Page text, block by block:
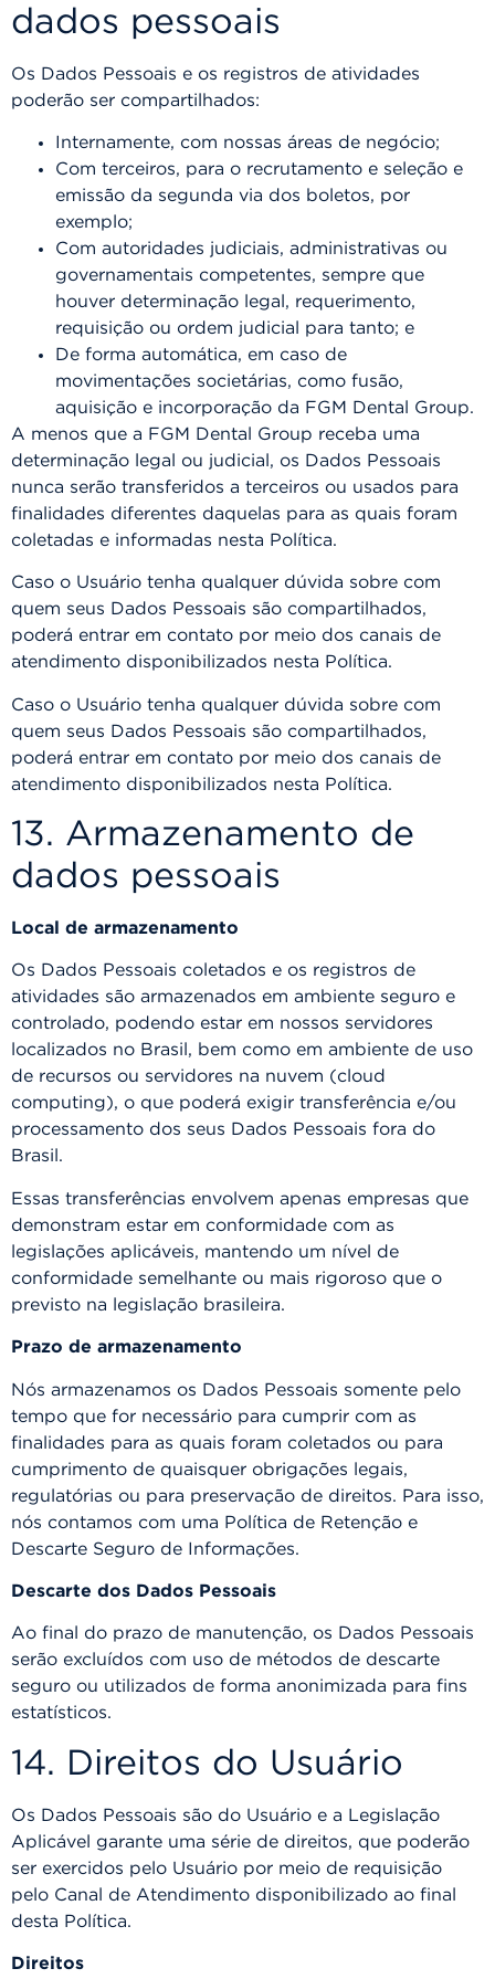
dados pessoais
Os Dados Pessoais e os registros de atividades
poderão ser compartilhados:
Internamente, com nossas áreas de negócio;
Com terceiros, para o recrutamento e seleção e
emissão da segunda via dos boletos, por
exemplo;
Com autoridades judiciais, administrativas ou
governamentais competentes, sempre que
houver determinação legal, requerimento,
requisição ou ordem judicial para tanto; e
De forma automática, em caso de
movimentações societárias, como fusão,
aquisição e incorporação da FGM Dental Group.
A menos que a FGM Dental Group receba uma
determinação legal ou judicial, os Dados Pessoais
nunca serão transferidos a terceiros ou usados para
finalidades diferentes daquelas para as quais foram
coletadas e informadas nesta Política.
Caso o Usuário tenha qualquer dúvida sobre com
quem seus Dados Pessoais são compartilhados,
poderá entrar em contato por meio dos canais de
atendimento disponibilizados nesta Política.
Caso o Usuário tenha qualquer dúvida sobre com
quem seus Dados Pessoais são compartilhados,
poderá entrar em contato por meio dos canais de
atendimento disponibilizados nesta Política.
13. Armazenamento de
dados pessoais
Local de armazenamento
Os Dados Pessoais coletados e os registros de
atividades são armazenados em ambiente seguro e
controlado, podendo estar em nossos servidores
localizados no Brasil, bem como em ambiente de uso
de recursos ou servidores na nuvem (cloud
computing), o que poderá exigir transferência e/ou
processamento dos seus Dados Pessoais fora do
Brasil.
Essas transferências envolvem apenas empresas que
demonstram estar em conformidade com as
legislações aplicáveis, mantendo um nível de
conformidade semelhante ou mais rigoroso que o
previsto na legislação brasileira.
Prazo de armazenamento
Nós armazenamos os Dados Pessoais somente pelo
tempo que for necessário para cumprir com as
finalidades para as quais foram coletados ou para
cumprimento de quaisquer obrigações legais,
regulatórias ou para preservação de direitos. Para isso,
nós contamos com uma Política de Retenção e
Descarte Seguro de Informações.
Descarte dos Dados Pessoais
Ao final do prazo de manutenção, os Dados Pessoais
serão excluídos com uso de métodos de descarte
seguro ou utilizados de forma anonimizada para fins
estatísticos.
14. Direitos do Usuário
Os Dados Pessoais são do Usuário e a Legislação
Aplicável garante uma série de direitos, que poderão
ser exercidos pelo Usuário por meio de requisição
pelo Canal de Atendimento disponibilizado ao final
desta Política.
Direitos